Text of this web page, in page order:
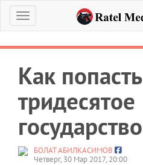
Меню
Как
тридесятое
государство
БОЛАТ АБИЛКАСИМОВ
Четверг, 30 Мар 2017, 20:00